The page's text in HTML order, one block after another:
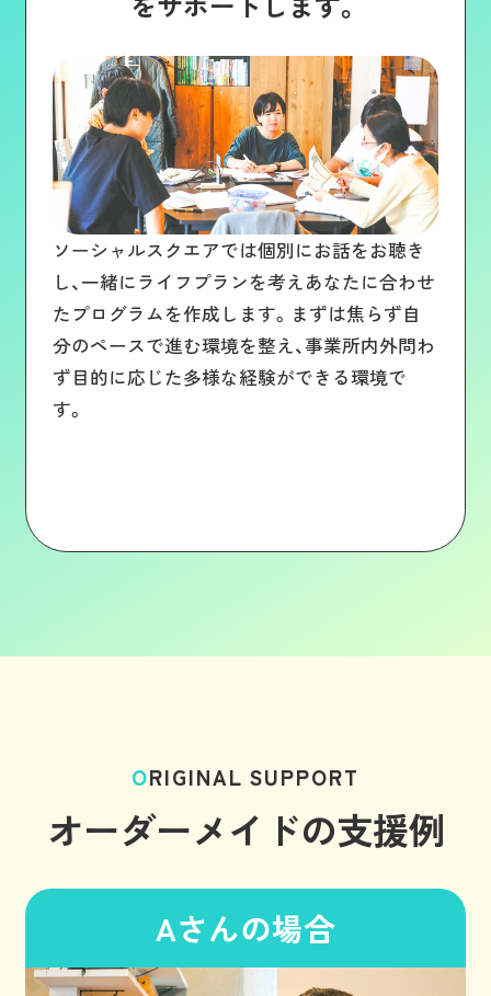
ソーシャルスクエアでは個別にお話をお聴き
し、一緒にライフプランを考えあなたに合わせ
たプログラムを作成します。まずは焦らず自
分のペースで進む環境を整え、事業所内外問わ
ず目的に応じた多様な経験ができる環境で
す。
ORIGINAL SUPPORT
オーダーメイドの支援例
Aさんの場合